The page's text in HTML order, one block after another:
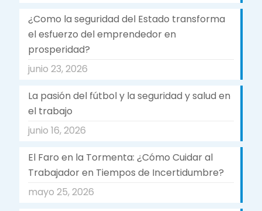
¿Como la seguridad del Estado transforma
el esfuerzo del emprendedor en
prosperidad?
junio 23, 2026
La pasión del fútbol y la seguridad y salud en
el trabajo
junio 16, 2026
El Faro en la Tormenta: ¿Cómo Cuidar al
Trabajador en Tiempos de Incertidumbre?
mayo 25, 2026